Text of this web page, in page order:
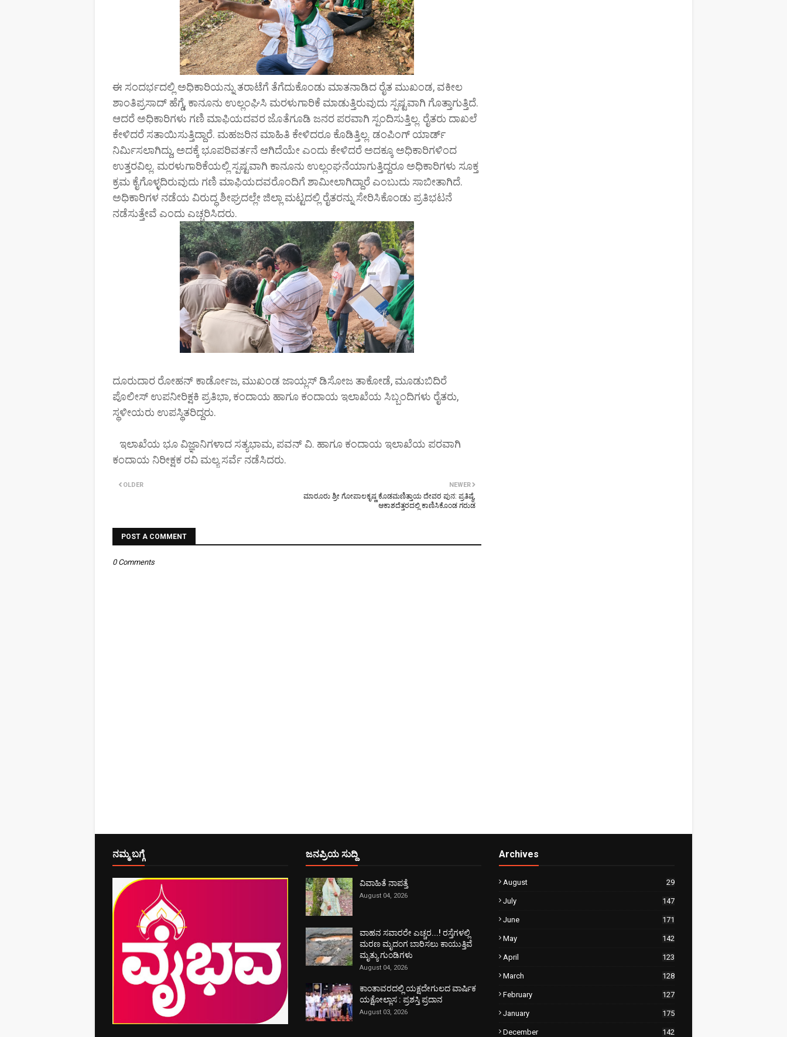
ಈ ಸಂದರ್ಭದಲ್ಲಿ ಅಧಿಕಾರಿಯನ್ನು ತರಾಟೆಗೆ ತೆಗೆದುಕೊಂಡು ಮಾತನಾಡಿದ ರೈತ ಮುಖಂಡ, ವಕೀಲ
ಶಾಂತಿಪ್ರಸಾದ್ ಹೆಗ್ಡೆ, ಕಾನೂನು ಉಲ್ಲಂಘಿಸಿ ಮರಳುಗಾರಿಕೆ ಮಾಡುತ್ತಿರುವುದು ಸ್ಪಷ್ಟವಾಗಿ ಗೊತ್ತಾಗುತ್ತಿದೆ.
ಆದರೆ ಅಧಿಕಾರಿಗಳು ಗಣಿ ಮಾಫಿಯದವರ ಜೊತೆಗೂಡಿ ಜನರ ಪರವಾಗಿ ಸ್ಪಂದಿಸುತ್ತಿಲ್ಲ. ರೈತರು ದಾಖಲೆ
ಕೇಳಿದರೆ ಸತಾಯಿಸುತ್ತಿದ್ದಾರೆ. ಮಹಜರಿನ ಮಾಹಿತಿ ಕೇಳಿದರೂ ಕೊಡಿತ್ತಿಲ್ಲ. ಡಂಪಿಂಗ್ ಯಾರ್ಡ್
ನಿರ್ಮಿಸಲಾಗಿದ್ದು, ಅದಕ್ಕೆ ಭೂಪರಿವರ್ತನೆ ಆಗಿದೆಯೇ ಎಂದು ಕೇಳಿದರೆ ಅದಕ್ಕೂ ಅಧಿಕಾರಿಗಳಿಂದ
ಉತ್ತರವಿಲ್ಲ. ಮರಳುಗಾರಿಕೆಯಲ್ಲಿ ಸ್ಪಷ್ಟವಾಗಿ ಕಾನೂನು ಉಲ್ಲಂಘನೆಯಾಗುತ್ತಿದ್ದರೂ ಅಧಿಕಾರಿಗಳು ಸೂಕ್ತ
ಕ್ರಮ ಕೈಗೊಳ್ಳದಿರುವುದು ಗಣಿ ಮಾಫಿಯದವರೊಂದಿಗೆ ಶಾಮೀಲಾಗಿದ್ದಾರೆ ಎಂಬುದು ಸಾಬೀತಾಗಿದೆ.
ಅಧಿಕಾರಿಗಳ ನಡೆಯ ವಿರುದ್ಧ ಶೀಘ್ರದಲ್ಲೇ ಜಿಲ್ಲಾ ಮಟ್ಟದಲ್ಲಿ ರೈತರನ್ನು ಸೇರಿಸಿಕೊಂಡು ಪ್ರತಿಭಟನೆ
ನಡೆಸುತ್ತೇವೆ ಎಂದು ಎಚ್ಚರಿಸಿದರು.
ದೂರುದಾರ ರೋಹನ್ ಕಾರ್ಡೋಜ, ಮುಖಂಡ ಜಾಯ್ಲಸ್ ಡಿಸೋಜ ತಾಕೋಡೆ, ಮೂಡುಬಿದಿರೆ
ಪೊಲೀಸ್ ಉಪನೀರಿಕ್ಷಕಿ ಪ್ರತಿಭಾ, ಕಂದಾಯ ಹಾಗೂ ಕಂದಾಯ ಇಲಾಖೆಯ ಸಿಬ್ಬಂದಿಗಳು ರೈತರು,
ಸ್ಥಳೀಯರು ಉಪಸ್ಥಿತರಿದ್ದರು.
ಇಲಾಖೆಯ ಭೂ ವಿಜ್ಞಾನಿಗಳಾದ ಸತ್ಯಭಾಮ, ಪವನ್ ವಿ. ಹಾಗೂ ಕಂದಾಯ ಇಲಾಖೆಯ ಪರವಾಗಿ
ಕಂದಾಯ ನಿರೀಕ್ಷಕ ರವಿ ಮಲ್ಯ ಸರ್ವೆ ನಡೆಸಿದರು.
NEWER
ಮಾರೂರು ಶ್ರೀ ಗೋಪಾಲಕೃಷ್ಣ ಕೊಡಮಣಿತ್ತಾಯ ದೇವರ ಪುನ: ಪ್ರತಿಷ್ಠೆ,
ಆಕಾಶದೆತ್ತರದಲ್ಲಿ ಕಾಣಿಸಿಕೊಂಡ ಗರುಡ
OLDER
POST A COMMENT
0 Comments
ನಮ್ಮ ಬಗ್ಗೆ ಜನಪ್ರಿಯ ಸುದ್ದಿ
ವಿವಾಹಿತೆ ನಾಪತ್ತೆ
August 04, 2026
ವಾಹನ ಸವಾರರೇ ಎಚ್ಚರ...! ರಸ್ತೆಗಳಲ್ಲಿ
ಮರಣ ಮೃದಂಗ ಬಾರಿಸಲು ಕಾಯುತ್ತಿವೆ
ಮೃತ್ಯು ಗುಂಡಿಗಳು
August 04, 2026
ಕಾಂತಾವರದಲ್ಲಿ ಯಕ್ಷದೇಗುಲದ ವಾರ್ಷಿಕ
ಯಕ್ಷೋಲ್ಲಾಸ : ಪ್ರಶಸ್ತಿ ಪ್ರದಾನ
August 03, 2026
Archives
August 29
July 147
June 171
May 142
April 123
March 128
February 127
January 175
December 142